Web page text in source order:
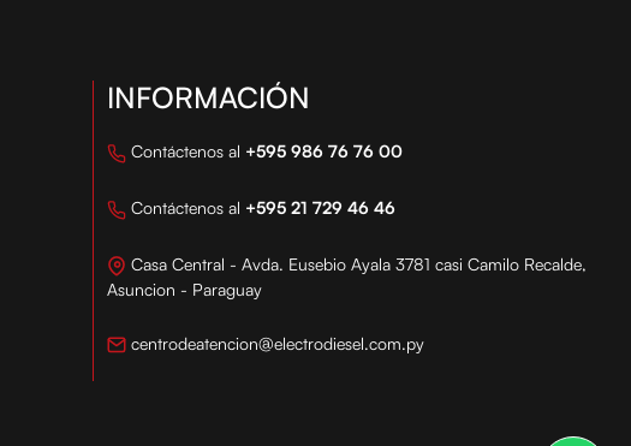
INFORMACIÓN
Contáctenos al +595 986 76 76 00
Contáctenos al +595 21 729 46 46
Casa Central - Avda. Eusebio Ayala 3781 casi Camilo Recalde,
Asuncion - Paraguay
centrodeatencion@electrodiesel.com.py